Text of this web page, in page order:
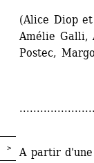
(Alice Diop
Amélie Galli,
Postec,
A partir